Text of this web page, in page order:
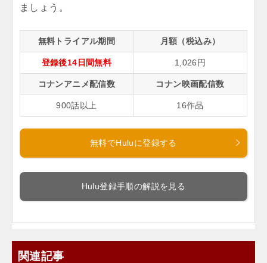
ましょう。
無料トライアル期間 月額（税込み）
登録後14日間無料 1,026円
コナンアニメ配信数 コナン映画配信数
900話以上 16作品
無料でHuluに登録する
Hulu登録手順の解説を見る
関連記事